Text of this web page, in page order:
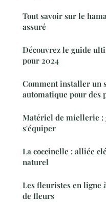
Tout savoir sur le
assuré
Découvrez le guide
pour 2024
Comment installer un
automatique pour des
Matériel de miellerie :
s'équiper
La coccinelle : alliée
naturel
Les fleuristes en ligne
de fleurs